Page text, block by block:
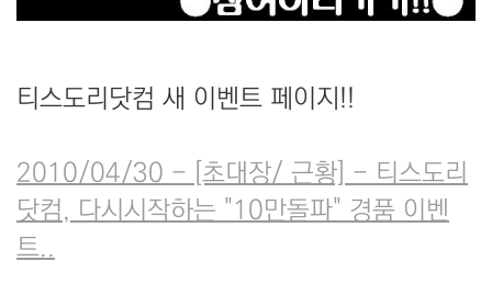
티스도리닷컴 새 이벤트 페이지!!
2010/04/30 - [초대장/ 근황] - 티스도리
닷컴, 다시시작하는 "10만돌파" 경품 이벤
트..